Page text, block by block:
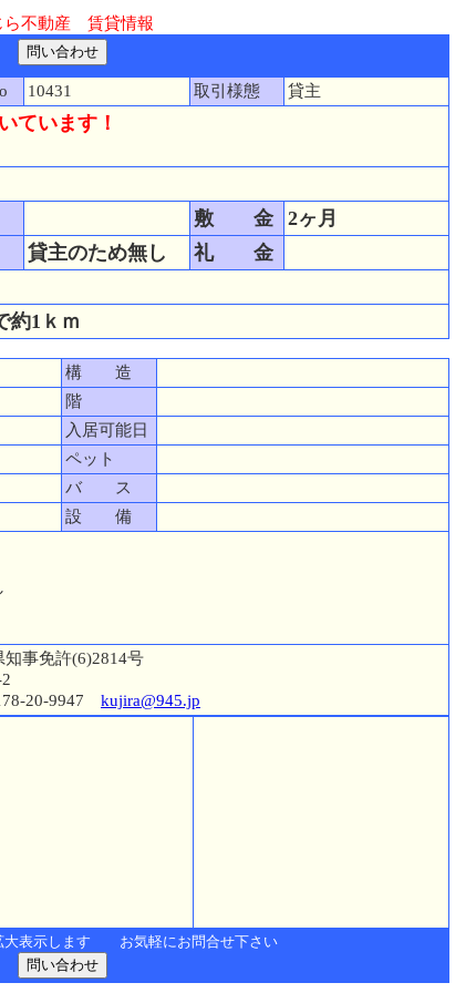
ら不動産 賃貸情報
10431 取引様態 貸主
ています！
敷 金
2ヶ月
貸主のため無し
礼 金
約1ｋｍ
構 造
階
入居可能日
ペット
バ ス
設 備
事免許(6)2814号
20-9947 kujira@945.jp
大表示します お気軽にお問合せ下さい